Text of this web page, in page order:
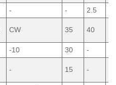
- - 2.5
CW 35 40
-10 30 -
- 15 -